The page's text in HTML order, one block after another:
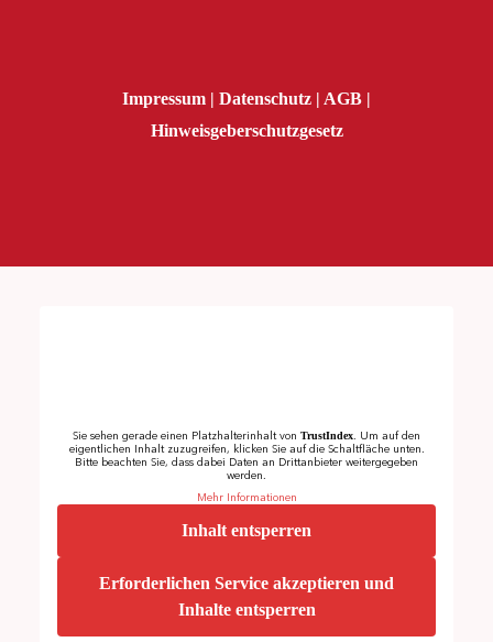
Impressum | Datenschutz | AGB |
Hinweisgeberschutzgesetz
Sie sehen gerade einen Platzhalterinhalt von TrustIndex. Um auf den
eigentlichen Inhalt zuzugreifen, klicken Sie auf die Schaltfläche unten.
Bitte beachten Sie, dass dabei Daten an Drittanbieter weitergegeben
werden.
Mehr Informationen
Inhalt entsperren
Erforderlichen Service akzeptieren und
Inhalte entsperren